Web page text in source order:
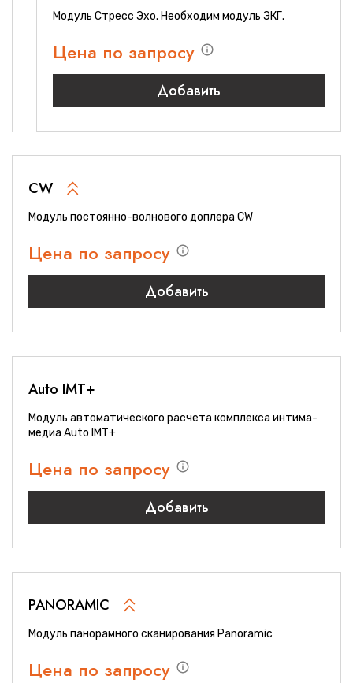
Модуль Стресс Эхо. Необходим модуль ЭКГ.
Цена по запросу
Добавить
CW
Модуль постоянно-волнового доплера CW
Цена по запросу
Добавить
Auto IMT+
Модуль автоматического расчета комплекса интима-
медиа Auto IMT+
Цена по запросу
Добавить
PANORAMIC
Модуль панорамного сканирования Panoramic
Цена по запросу